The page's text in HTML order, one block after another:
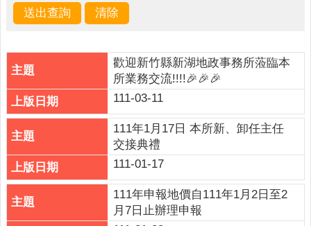
統
便
民
服
務
資
訊
公
歡迎新竹縣新湖地政事務所蒞臨本
所業務交流!!!!🎉🎉🎉
111-03-11
111年1月17日 本所新、卸任主任
交接典禮
111-01-17
111年申報地價自111年1月2日至2
月7日止辦理申報